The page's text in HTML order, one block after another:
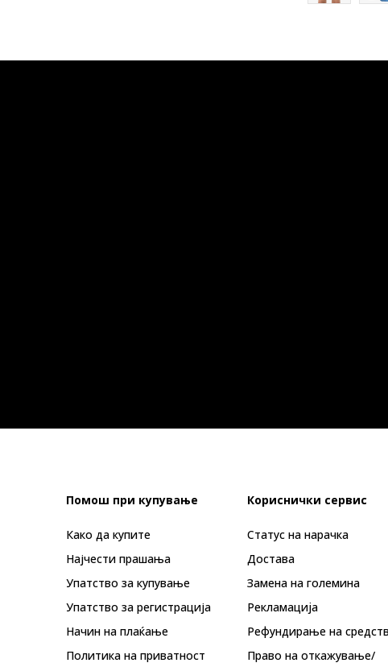
Помош при купување
Како да купите
Најчести прашања
Упатство за купување
Упатство за регистрација
Начин на плаќање
Политика на приватност
Кориснички сервис
Статус на нарачка
Достава
Замена на големина
Рекламациja
Рефундирање на
Право на откажување/